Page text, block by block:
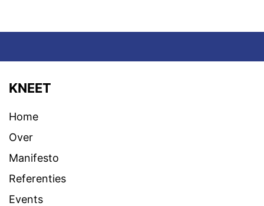
KNEET
Home
Over
Manifesto
Referenties
Events